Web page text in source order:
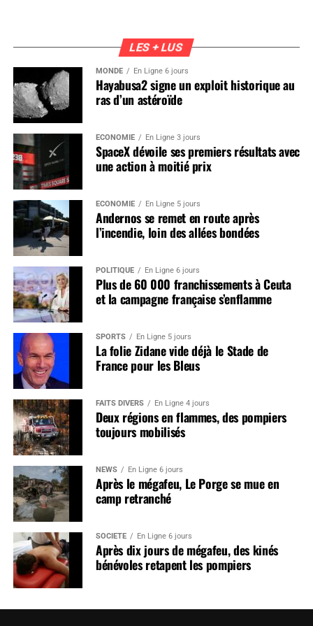
LES + LUS
MONDE En Ligne 6 jours
Hayabusa2 signe un exploit historique au
ras d’un astéroïde
ÉCONOMIE En Ligne 3 jours
SpaceX dévoile ses premiers résultats avec
une action à moitié prix
ÉCONOMIE En Ligne 5 jours
Andernos se remet en route après
l’incendie, loin des allées bondées
POLITIQUE En Ligne 6 jours
Plus de 60 000 franchissements à Ceuta
et la campagne française s’enflamme
SPORTS En Ligne 5 jours
La folie Zidane vide déjà le Stade de
France pour les Bleus
FAITS DIVERS En Ligne 4 jours
Deux régions en flammes, des pompiers
toujours mobilisés
NEWS En Ligne 6 jours
Après le mégafeu, Le Porge se mue en
camp retranché
SOCIÉTÉ En Ligne 6 jours
Après dix jours de mégafeu, des kinés
bénévoles retapent les pompiers